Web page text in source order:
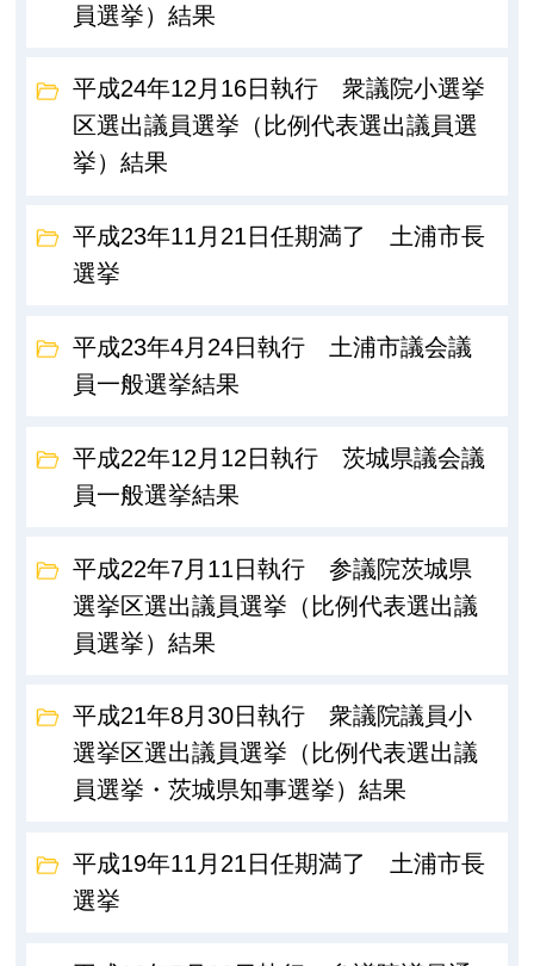
員選挙）結果
平成24年12月16日執行 衆議院小選挙
区選出議員選挙（比例代表選出議員選
挙）結果
平成23年11月21日任期満了 土浦市長
選挙
平成23年4月24日執行 土浦市議会議
員一般選挙結果
平成22年12月12日執行 茨城県議会議
員一般選挙結果
平成22年7月11日執行 参議院茨城県
選挙区選出議員選挙（比例代表選出議
員選挙）結果
平成21年8月30日執行 衆議院議員小
選挙区選出議員選挙（比例代表選出議
員選挙・茨城県知事選挙）結果
平成19年11月21日任期満了 土浦市長
選挙